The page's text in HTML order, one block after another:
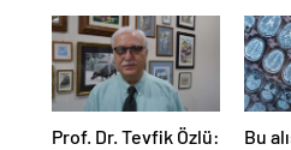
Prof. Dr. Tevfik Özlü:
Bu